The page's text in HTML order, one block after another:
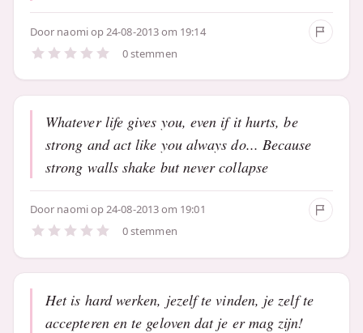
Door naomiop 24-08-2013 om 19:14
0 stemmen
Whatever life gives you, even if it hurts, be
strong and act like you always do... Because
strong walls shake but never collapse
Door naomiop 24-08-2013 om 19:01
0 stemmen
Het is hard werken, jezelf te vinden, je zelf te
accepteren en te geloven dat je er mag zijn!